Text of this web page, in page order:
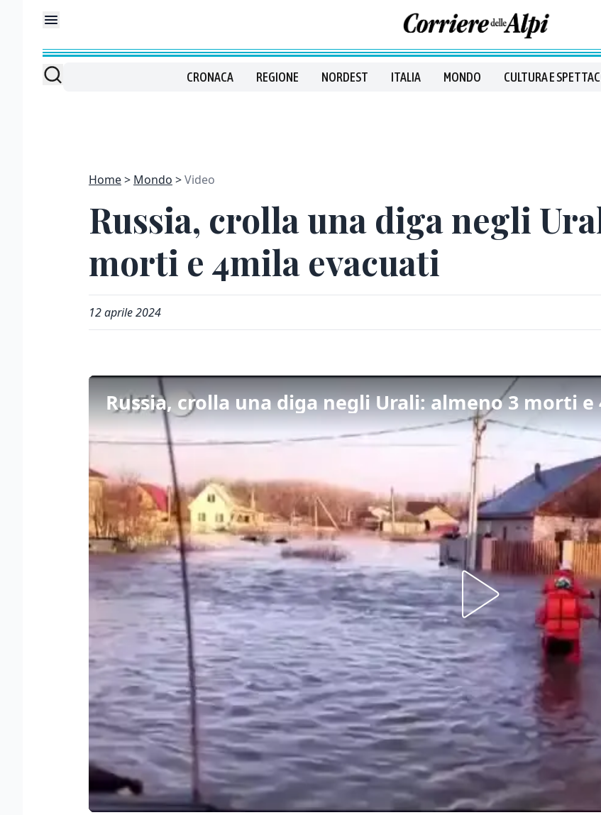
CRONACA REGIONE NORDEST ITALIA MONDO CULTURA E
Home Mondo Video
Russia, crolla una diga negli
morti e 4mila evacuati
12 aprile 2024
Russia, crolla una diga negli Urali: almeno 3 morti